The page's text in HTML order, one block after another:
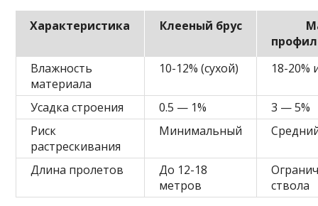
Характеристика Клееный брус
Влажность
материала
10-12% (сухой) 18-20%
Усадка строения 0.5 — 1%
3 — 5%
Риск
растрескивания
Минимальный
Длина пролетов
До 12-18
метров
ствола